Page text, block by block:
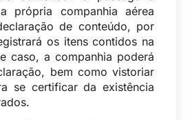
própria companhia aérea
de conteúdo, por
os itens contidos na
caso, a companhia poderá
bem como vistoriar
se certificar da existência